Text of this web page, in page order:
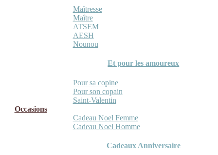
Maîtresse
Maître
ATSEM
AESH
Nounou
Et pour les amoureux
Pour sa copine
Pour son copain
Saint-Valentin
Occasions
Cadeau Noel Femme
Cadeau Noel Homme
Cadeaux Anniversaire